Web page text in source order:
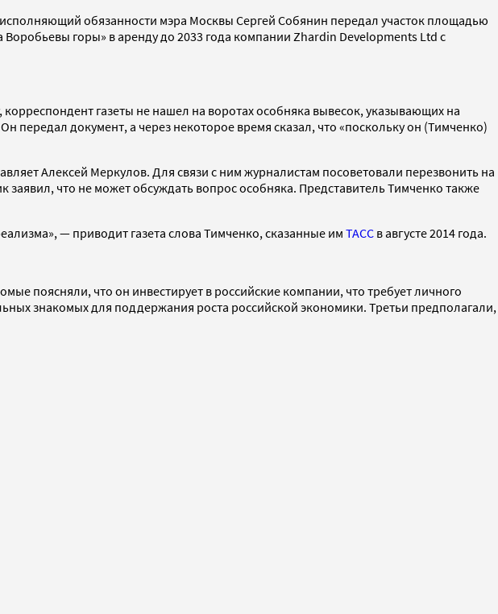
обязанности мэра Москвы Сергей Собянин передал участок площадью
горы» в аренду до 2033 года компании Zhardin Developments Ltd с
газеты не нашел на воротах особняка вывесок, указывающих на
документ, а через некоторое время сказал, что «поскольку он (Тимченко)
Алексей Меркулов. Для связи с ним журналистам посоветовали перезвонить на
что не может обсуждать вопрос особняка. Представитель Тимченко также
— приводит газета слова Тимченко, сказанные им ТАСС в августе 2014 года.
поясняли, что он инвестирует в российские компании, что требует личного
знакомых для поддержания роста российской экономики. Третьи предполагали,